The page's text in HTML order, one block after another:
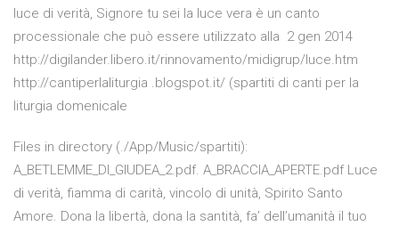
luce di verità, Signore tu sei la luce vera è un canto
processionale che può essere utilizzato alla 2 gen 2014
http://digilander.libero.it/rinnovamento/midigrup/luce.htm
http://cantiperlaliturgia .blogspot.it/ (spartiti di canti per la
liturgia domenicale
Files in directory (./App/Music/spartiti):
A_BETLEMME_DI_GIUDEA_2.pdf. A_BRACCIA_APERTE.pdf Luce
di verità, fiamma di carità, vincolo di unità, Spirito Santo
Amore. Dona la libertà, dona la santità, fa’ dell’umanità il tuo